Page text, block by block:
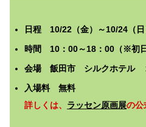
日程 10/22（金）～10/24（日
時間 10：00～18：00（※初日
会場 飯田市 シルクホテル
入場料 無料
詳しくは、 ラッセン原画展の公